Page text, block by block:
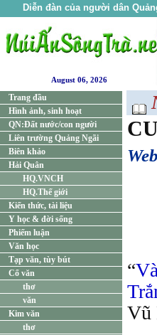
Diễn đàn của người dân
August 06, 2026
Trang đầu
Hình ảnh, sinh hoạt
QN:Đất nước/con người
Liên trường Quảng Ngãi
Biên khảo
Hải Quân
HQ.VNCH
HQ.Thế giới
Kiến thức, tài liệu
Y học & đời sống
Phiếm luận
Văn học
Tạp văn, tùy bút
Cổ văn
thơ
văn
Kim văn
thơ
“